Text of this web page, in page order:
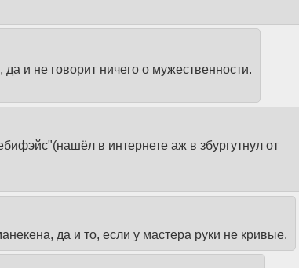
и не говорит ничего о мужественности.
в интернете аж в збургутнул от
да и то, если у мастера руки не кривые.